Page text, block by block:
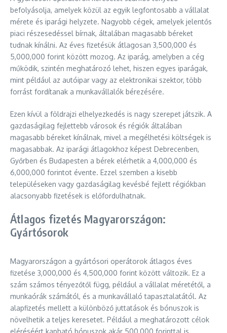
befolyásolja, amelyek közül az egyik legfontosabb a vállalat
mérete és iparági helyzete. Nagyobb cégek, amelyek jelentős
piaci részesedéssel bírnak, általában magasabb béreket
tudnak kínálni. Az éves fizetésük átlagosan 3,500,000 és
5,000,000 forint között mozog. Az iparág, amelyben a cég
működik, szintén meghatározó lehet, hiszen egyes iparágak,
mint például az autóipar vagy az elektronikai szektor, több
forrást fordítanak a munkavállalók bérezésére.
Ezen kívül a földrajzi elhelyezkedés is nagy szerepet játszik. A
gazdaságilag fejlettebb városok és régiók általában
magasabb béreket kínálnak, mivel a megélhetési költségek is
magasabbak. Az iparági átlagokhoz képest Debrecenben,
Győrben és Budapesten a bérek elérhetik a 4,000,000 és
6,000,000 forintot évente. Ezzel szemben a kisebb
településeken vagy gazdaságilag kevésbé fejlett régiókban
alacsonyabb fizetések is előfordulhatnak.
Átlagos fizetés Magyarországon:
Gyártósorok
Magyarországon a gyártósori operátorok átlagos éves
fizetése 3,000,000 és 4,500,000 forint között változik. Ez a
szám számos tényezőtől függ, például a vállalat méretétől, a
munkaórák számától, és a munkavállaló tapasztalatától. Az
alapfizetés mellett a különböző juttatások és bónuszok is
növelhetik a teljes keresetet. Például a meghatározott célok
eléréséért kapható bónuszok akár 500,000 forinttal is